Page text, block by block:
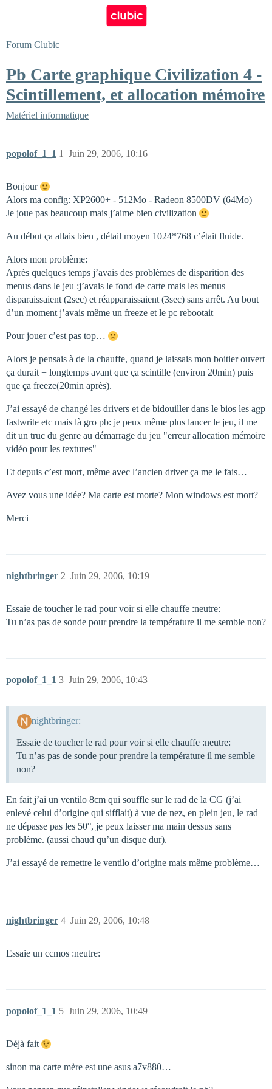
Forum Clubic
Pb Carte graphique Civilization 4 -
Scintillement, et allocation mémoire
Matériel informatique
popolof_1_1 Juin 29, 2006, 10:16
1
Bonjour
Alors ma config: XP2600+ - 512Mo - Radeon 8500DV (64Mo)
Je joue pas beaucoup mais j’aime bien civilization
Au début ça allais bien , détail moyen 1024*768 c’était fluide.
Alors mon problème:
Après quelques temps j’avais des problèmes de disparition des
menus dans le jeu :j’avais le fond de carte mais les menus
disparaissaient (2sec) et réapparaissaient (3sec) sans arrêt. Au bout
d’un moment j’avais même un freeze et le pc rebootait
Pour jouer c’est pas top…
Alors je pensais à de la chauffe, quand je laissais mon boitier ouvert
ça durait + longtemps avant que ça scintille (environ 20min) puis
que ça freeze(20min après).
J’ai essayé de changé les drivers et de bidouiller dans le bios les agp
fastwrite etc mais là gro pb: je peux même plus lancer le jeu, il me
dit un truc du genre au démarrage du jeu "erreur allocation mémoire
vidéo pour les textures"
Et depuis c’est mort, même avec l’ancien driver ça me le fais…
Avez vous une idée? Ma carte est morte? Mon windows est mort?
Merci
nightbringer Juin 29, 2006, 10:19
2
Essaie de toucher le rad pour voir si elle chauffe :neutre:
Tu n’as pas de sonde pour prendre la température il me semble non?
popolof_1_1 Juin 29, 2006, 10:43
3
nightbringer:
Essaie de toucher le rad pour voir si elle chauffe :neutre:
Tu n’as pas de sonde pour prendre la température il me semble
non?
En fait j’ai un ventilo 8cm qui souffle sur le rad de la CG (j’ai
enlevé celui d’origine qui sifflait) à vue de nez, en plein jeu, le rad
ne dépasse pas les 50°, je peux laisser ma main dessus sans
problème. (aussi chaud qu’un disque dur).
J’ai essayé de remettre le ventilo d’origine mais même problème…
nightbringer Juin 29, 2006, 10:48
4
Essaie un ccmos :neutre:
popolof_1_1 Juin 29, 2006, 10:49
5
Déjà fait
sinon ma carte mère est une asus a7v880…